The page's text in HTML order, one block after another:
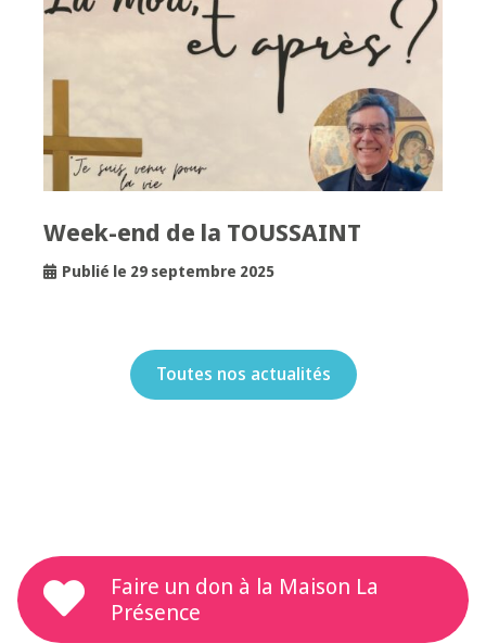
Week-end de la TOUSSAINT
Publié le 29 septembre 2025
Toutes nos actualités
Faire un don à la Maison La
Présence